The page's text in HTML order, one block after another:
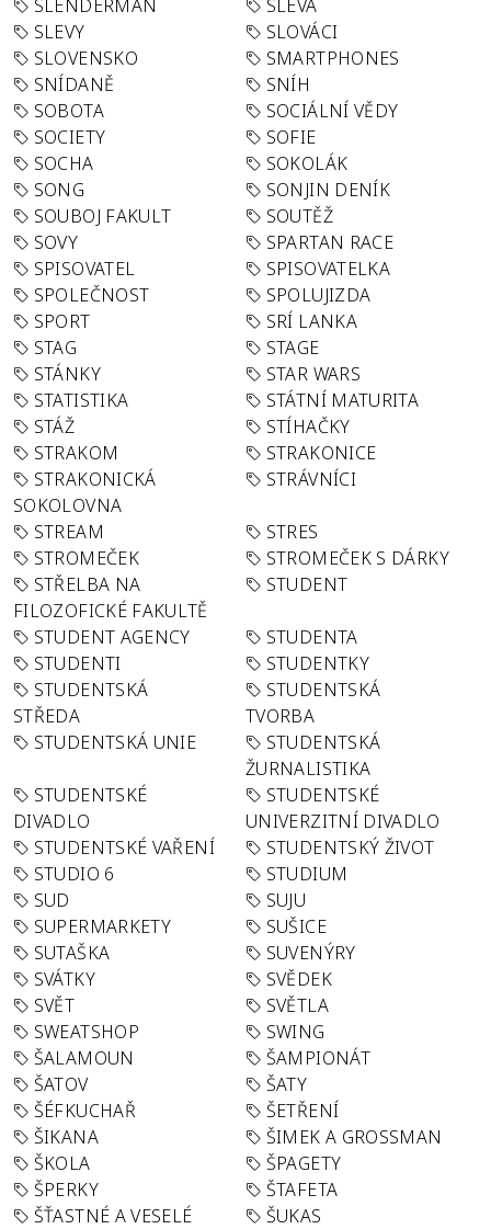
SLENDERMAN
SLEVA
SLEVY
SLOVÁCI
SLOVENSKO
SMARTPHONES
SNÍDANĚ
SNÍH
SOBOTA
SOCIÁLNÍ VĚDY
SOCIETY
SOFIE
SOCHA
SOKOLÁK
SONG
SONJIN DENÍK
SOUBOJ FAKULT
SOUTĚŽ
SOVY
SPARTAN RACE
SPISOVATEL
SPISOVATELKA
SPOLEČNOST
SPOLUJIZDA
SPORT
SRÍ LANKA
STAG
STAGE
STÁNKY
STAR WARS
STATISTIKA
STÁTNÍ MATURITA
STÁŽ
STÍHAČKY
STRAKOM
STRAKONICE
STRAKONICKÁ
SOKOLOVNA
STRÁVNÍCI
STREAM
STRES
STROMEČEK
STROMEČEK S DÁRKY
STŘELBA NA
FILOZOFICKÉ FAKULTĚ
STUDENT
STUDENT AGENCY
STUDENTA
STUDENTI
STUDENTKY
STUDENTSKÁ
STŘEDA
STUDENTSKÁ
TVORBA
STUDENTSKÁ UNIE
STUDENTSKÁ
ŽURNALISTIKA
STUDENTSKÉ
DIVADLO
STUDENTSKÉ
UNIVERZITNÍ DIVADLO
STUDENTSKÉ VAŘENÍ
STUDENTSKÝ ŽIVOT
STUDIO 6
STUDIUM
SUD
SUJU
SUPERMARKETY
SUŠICE
SUTAŠKA
SUVENÝRY
SVÁTKY
SVĚDEK
SVĚT
SVĚTLA
SWEATSHOP
SWING
ŠALAMOUN
ŠAMPIONÁT
ŠATOV
ŠATY
ŠÉFKUCHAŘ
ŠETŘENÍ
ŠIKANA
ŠIMEK A GROSSMAN
ŠKOLA
ŠPAGETY
ŠPERKY
ŠTAFETA
ŠŤASTNÉ A VESELÉ
ŠUKAS